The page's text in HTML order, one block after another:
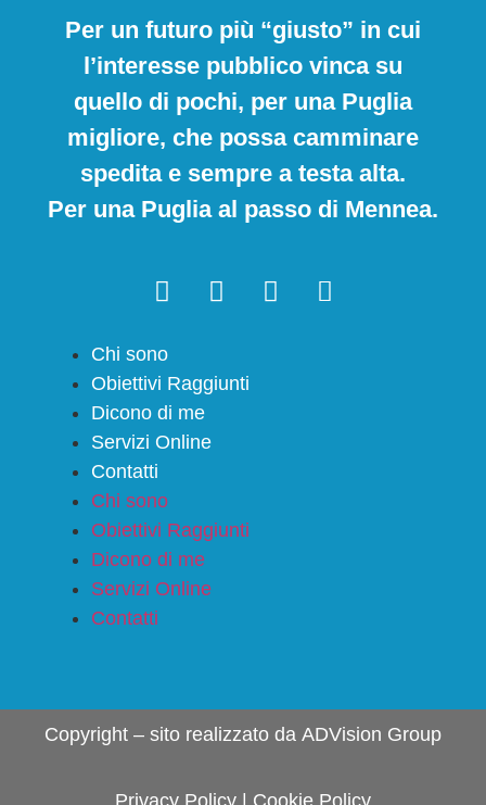
Per un futuro più “giusto” in cui
l’interesse pubblico vinca su
quello di pochi, per una Puglia
migliore, che possa camminare
spedita e sempre a testa alta.
Per una Puglia al passo di Mennea.
Chi sono
Obiettivi Raggiunti
Dicono di me
Servizi Online
Contatti
Chi sono
Obiettivi Raggiunti
Dicono di me
Servizi Online
Contatti
Copyright – sito realizzato da ADVision Group